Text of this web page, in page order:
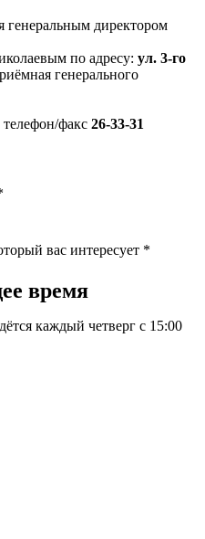
генеральным директором
по адресу: ул. 3-го
генерального
телефон/факс 26-33-31
вас интересует *
время
каждый четверг с 15:00